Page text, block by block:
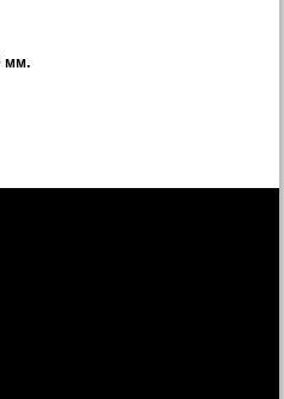
мм.